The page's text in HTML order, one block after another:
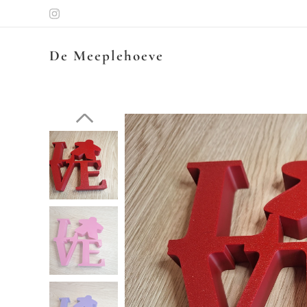
De Meeplehoeve